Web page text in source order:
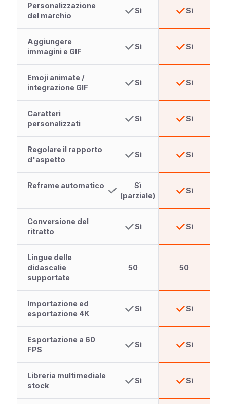
Personalizzazione
del marchio
Sì Sì
Aggiungere
immagini e GIF
Sì Sì
Emoji animate /
integrazione GIF
Sì Sì
Caratteri
personalizzati
Sì Sì
Regolare il rapporto
d'aspetto
Sì Sì
Reframe automatico
Sì
(parziale)
Sì
Conversione del
ritratto
Sì Sì
Lingue delle
didascalie
supportate
50 50
Importazione ed
esportazione 4K
Sì Sì
Esportazione a 60
FPS
Sì Sì
Libreria multimediale
stock
Sì Sì